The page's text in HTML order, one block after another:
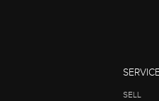
SERVICE
SELL